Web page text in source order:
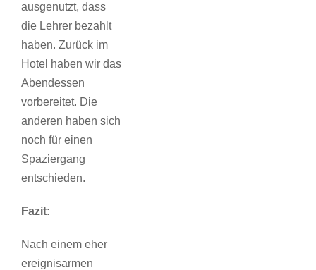
ausgenutzt, dass
die Lehrer bezahlt
haben. Zurück im
Hotel haben wir das
Abendessen
vorbereitet. Die
anderen haben sich
noch für einen
Spaziergang
entschieden.
Fazit:
Nach einem eher
ereignisarmen